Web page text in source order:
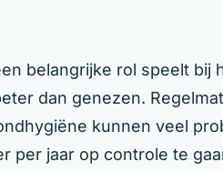
belangrijke rol speelt bij
dan genezen.
kunnen veel
per jaar op controle te